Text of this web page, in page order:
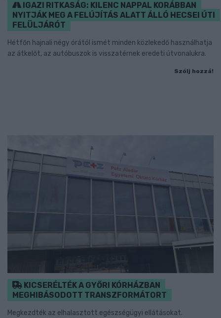
IGAZI RITKASÁG: KILENC NAPPAL KORÁBBAN
NYITJÁK MEG A FELÚJÍTÁS ALATT ÁLLÓ HECSEI ÚTI
FELÜLJÁRÓT
Hétfőn hajnali négy órától ismét minden közlekedő használhatja
az átkelőt, az autóbuszok is visszatérnek eredeti útvonalukra.
Szólj hozzá!
KICSERÉLTÉK A GYŐRI KÓRHÁZBAN
MEGHIBÁSODOTT TRANSZFORMÁTORT
Megkezdték az elhalasztott egészségügyi ellátásokat.